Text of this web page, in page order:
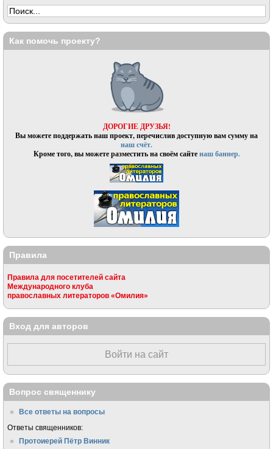
Как помочь проекту?
ДОРОГИЕ ДРУЗЬЯ!
Вы можете поддержать наш проект, перечислив доступную вам сумму на
наш счёт.
Кроме того, вы можете разместить на своём сайтенаш баннер.
Правила
Правила для посетителей сайта
Международного клуба
православных литераторов «Омилия»
Вход для авторов
Войти на сайт
Вопрос священнику
Все ответы на вопросы
Ответы священников:
Протоиерей Пётр Винник